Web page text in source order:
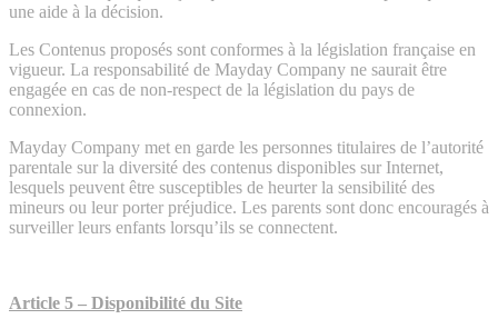
une aide à la décision.
Les Contenus proposés sont conformes à la législation française en
vigueur. La responsabilité de Mayday Company ne saurait être
engagée en cas de non-respect de la législation du pays de
connexion.
Mayday Company met en garde les personnes titulaires de l’autorité
parentale sur la diversité des contenus disponibles sur Internet,
lesquels peuvent être susceptibles de heurter la sensibilité des
mineurs ou leur porter préjudice. Les parents sont donc encouragés à
surveiller leurs enfants lorsqu’ils se connectent.
Article 5 – Disponibilité du Site